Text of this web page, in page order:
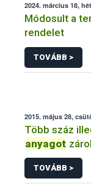
2024. március 18,
Módosult a
rendelet
TOVÁBB >
2015. május 28,
Több száz
anyagot
TOVÁBB >